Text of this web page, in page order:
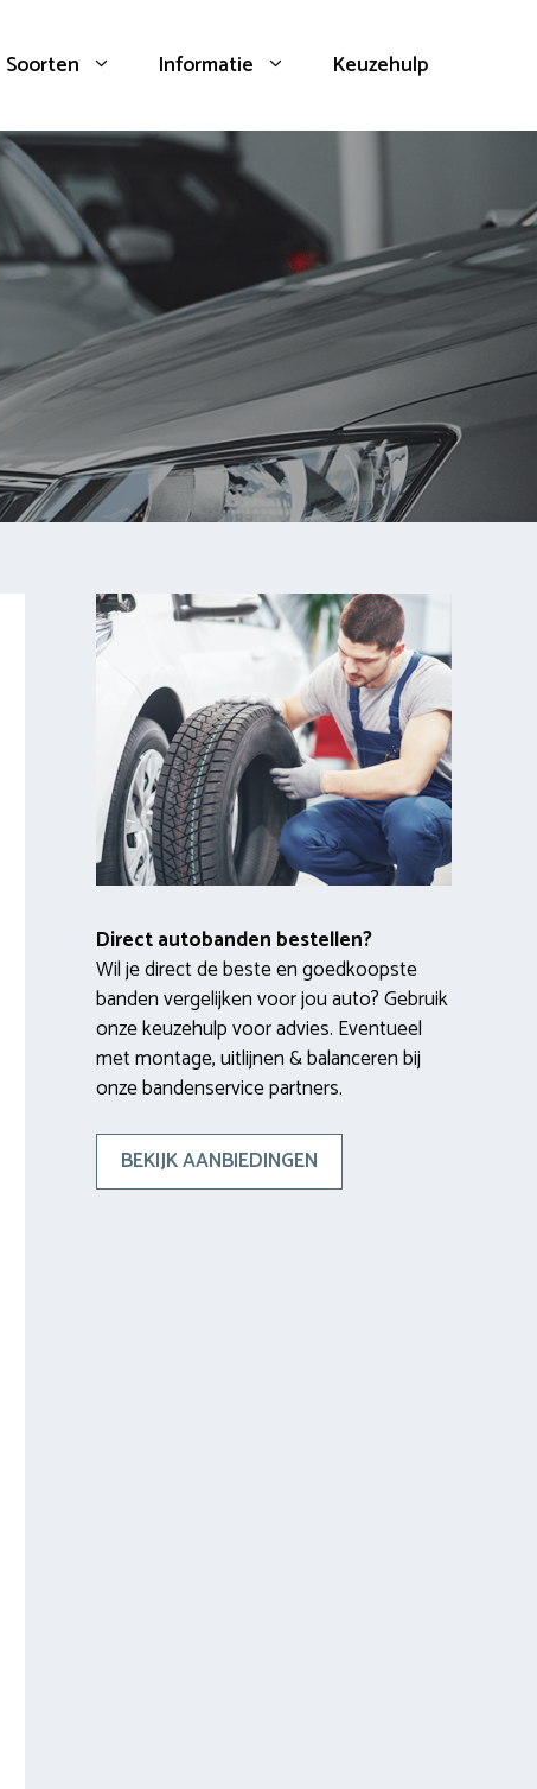
Soorten Informatie Keuzehulp
Direct autobanden bestellen?
Wil je direct de beste en goedkoopste
banden vergelijken voor jou auto? Gebruik
onze keuzehulp voor advies. Eventueel
met montage, uitlijnen & balanceren bij
onze bandenservice partners.
BEKIJK AANBIEDINGEN